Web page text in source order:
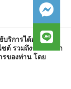
ดตูม
ระนครศรีอยุธยา
ริการได้อย่างต่อ
ต์ รวมถึงช่วยให้เรา
รของท่าน โดย